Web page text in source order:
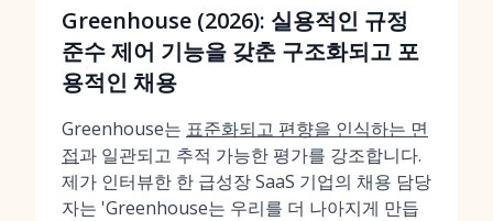
Greenhouse (2026): 실용적인 규정
준수 제어 기능을 갖춘 구조화되고 포
용적인 채용
Greenhouse는 표준화되고 편향을 인식하는 면
접과 일관되고 추적 가능한 평가를 강조합니다.
제가 인터뷰한 한 급성장 SaaS 기업의 채용 담당
자는 'Greenhouse는 우리를 더 나아지게 만듭